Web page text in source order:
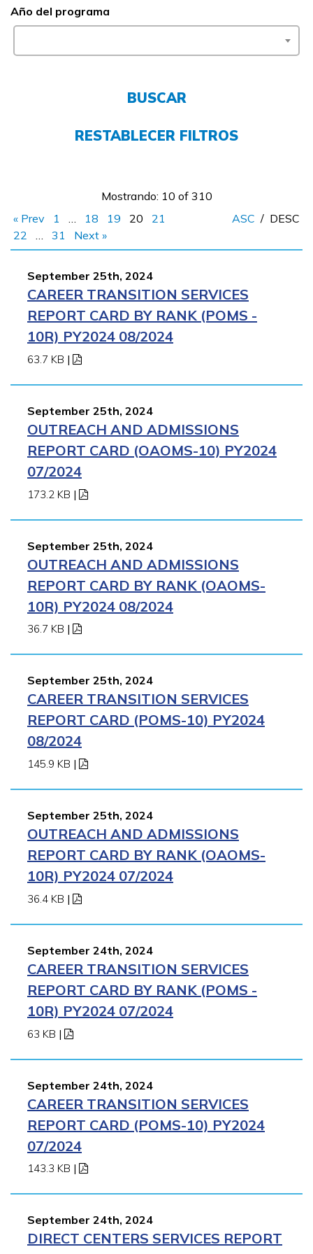
FAQs
Año del programa
BUSCAR
RESTABLECER FILTROS
Mostrando: 10 of 310
« Prev
1 … 18 19 20
21
22
… 31 Next »
ASC / DESC
September 25th, 2024
CAREER TRANSITION SERVICES
REPORT CARD BY RANK (POMS -
10R) PY2024 08/2024
63.7 KB |
September 25th, 2024
OUTREACH AND ADMISSIONS
REPORT CARD (OAOMS-10) PY2024
07/2024
173.2 KB |
September 25th, 2024
OUTREACH AND ADMISSIONS
REPORT CARD BY RANK (OAOMS-
10R) PY2024 08/2024
36.7 KB |
September 25th, 2024
CAREER TRANSITION SERVICES
REPORT CARD (POMS-10) PY2024
08/2024
145.9 KB |
September 25th, 2024
OUTREACH AND ADMISSIONS
REPORT CARD BY RANK (OAOMS-
10R) PY2024 07/2024
36.4 KB |
September 24th, 2024
CAREER TRANSITION SERVICES
REPORT CARD BY RANK (POMS -
10R) PY2024 07/2024
63 KB |
September 24th, 2024
CAREER TRANSITION SERVICES
REPORT CARD (POMS-10) PY2024
07/2024
143.3 KB |
September 24th, 2024
DIRECT CENTERS SERVICES REPORT